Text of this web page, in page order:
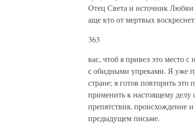
Отец Света и источник
аще кто от мертвых
363
вас, чтоб я привел это место
с обидными упреками. Я уже
стране; я готов повторить
применить к настоящему
препятствия, происхождение и
предыдущем письме.